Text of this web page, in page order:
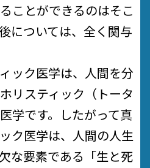
ことができるのはそこ
については、全く関与
ック医学は、人間を分
リスティック（トータ
学です。したがって真
ク医学は、人間の人生
な要素である「生と死